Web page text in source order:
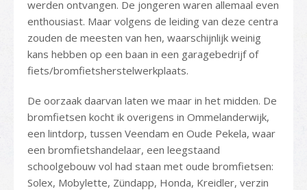
werden ontvangen. De jongeren waren allemaal even
enthousiast. Maar volgens de leiding van deze centra
zouden de meesten van hen, waarschijnlijk weinig
kans hebben op een baan in een garagebedrijf of
fiets/bromfietsherstelwerkplaats.
De oorzaak daarvan laten we maar in het midden. De
bromfietsen kocht ik overigens in Ommelanderwijk,
een lintdorp, tussen Veendam en Oude Pekela, waar
een bromfietshandelaar, een leegstaand
schoolgebouw vol had staan met oude bromfietsen:
Solex, Mobylette, Zündapp, Honda, Kreidler, verzin